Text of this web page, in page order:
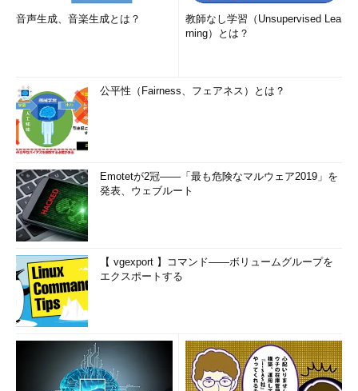
音声生成、音楽生成とは？
教師なし学習（Unsupervised Lea
rning）とは？
公平性（Fairness、フェアネス）とは？
Emotetが2冠――「最も危険なマルウェア2019」を
発表、ウェブルート
【 vgexport 】コマンド――ボリュームグループを
エクスポートする